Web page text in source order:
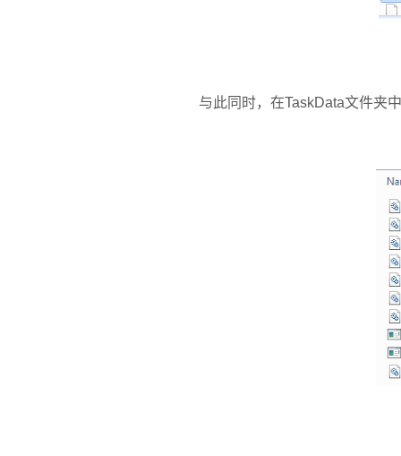
与此同时，在TaskData文件夹